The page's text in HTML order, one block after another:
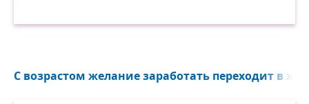
С возрастом желание заработать переходит в